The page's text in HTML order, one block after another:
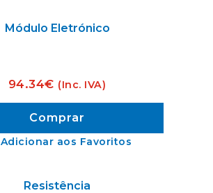
Adicionar aos Favoritos
Módulo Eletrónico
94.34€ (Inc. IVA)
Comprar
Resistência